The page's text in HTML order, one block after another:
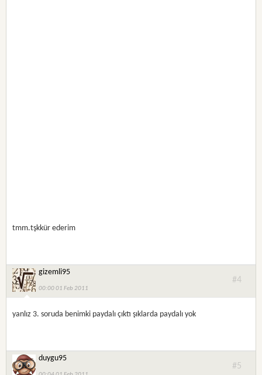
tmm.tşkkür ederim
gizemli95
00:00 01 Feb 2011
#4
yanlız 3. soruda benimki paydalı çıktı şıklarda paydalı yok
duygu95
#5